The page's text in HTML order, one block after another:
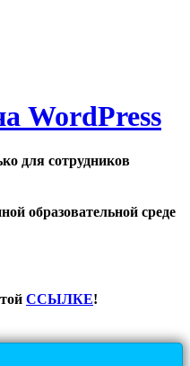
WordPress
для сотрудников
образовательной среде
ССЫЛКЕ!